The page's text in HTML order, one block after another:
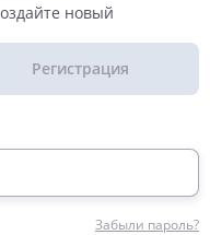
новый
Регистрация
Забыли пароль?